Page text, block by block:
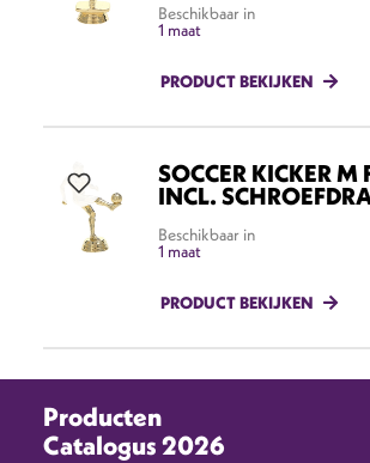
Beschikbaar in
1 maat
PRODUCT BEKIJKEN
SOCCER KICKER M
INCL.
Beschikbaar in
1 maat
PRODUCT BEKIJKEN
Producten
Catalogus 2026